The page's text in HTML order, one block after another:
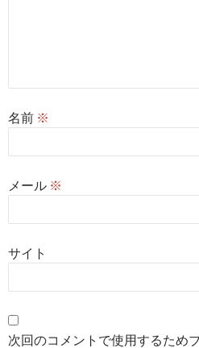
名前 ※
メール ※
サイト
次回のコメントで使用するため